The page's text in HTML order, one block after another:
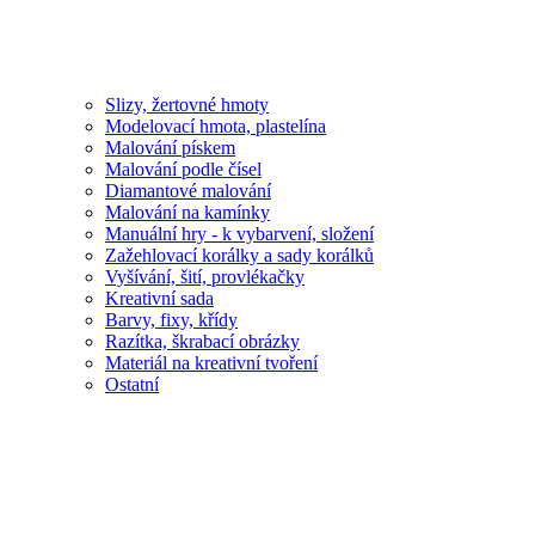
Slizy, žertovné hmoty
Modelovací hmota, plastelína
Malování pískem
Malování podle čísel
Diamantové malování
Malování na kamínky
Manuální hry - k vybarvení, složení
Zažehlovací korálky a sady korálků
Vyšívání, šití, provlékačky
Kreativní sada
Barvy, fixy, křídy
Razítka, škrabací obrázky
Materiál na kreativní tvoření
Ostatní